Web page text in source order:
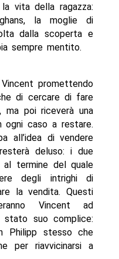
vita della ragazza:
la moglie di
dalla scoperta e
sempre mentito.
promettendo
di cercare di fare
ma poi riceverà una
ogni caso a restare.
all’idea di vendere
deluso: i due
al termine del quale
degli intrighi di
la vendita. Questi
Vincent ad
stato suo complice:
Philipp stesso che
per riavvicinarsi a